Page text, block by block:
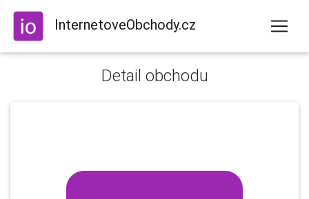
InternetoveObchody.cz
Detail obchodu